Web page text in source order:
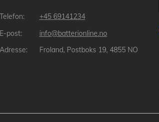
+45 69141234
info@batterionline.no
Froland, Postboks 19, 4855 NO